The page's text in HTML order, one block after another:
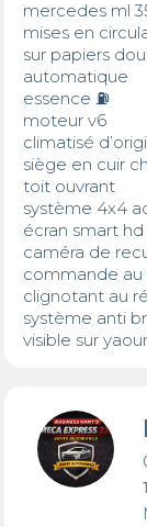
mercedes ml
mises en
sur papiers
automatique
essence ⛽️
moteur v6
climatisé
siège en cuir
toit ouvrant
système 4x4
écran smart hd
caméra de
commande au
clignotant au
système anti
visible sur